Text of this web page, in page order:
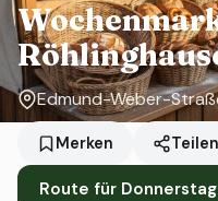
Edmund-Weber-
Merken Teilen
Route für